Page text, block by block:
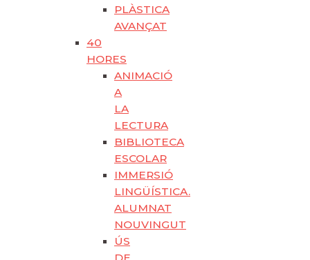
PLÀSTICA
AVANÇAT
40
HORES
ANIMACIÓ
A
LA
LECTURA
BIBLIOTECA
ESCOLAR
IMMERSIÓ
LINGÜÍSTICA.
ALUMNAT
NOUVINGUT
ÚS